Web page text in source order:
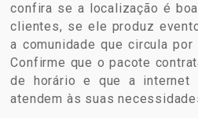
confira se a localização é
clientes, se ele produz
a comunidade que circula
Confirme que o pacote
de horário e que a internet
atendem às suas